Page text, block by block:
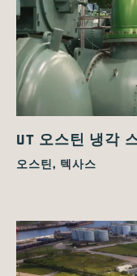
UT 오스틴 냉각
오스틴, 텍사스